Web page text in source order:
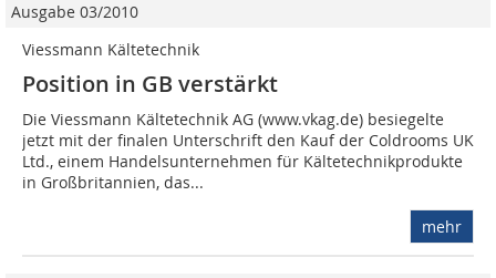
Ausgabe 03/2010
Viessmann Kältetechnik
Position in GB verstärkt
Die Viessmann Kältetechnik AG (www.vkag.de) besiegelte
jetzt mit der finalen Unterschrift den Kauf der Coldrooms UK
Ltd., einem Handelsunternehmen für Kältetechnikprodukte
in Groß­britannien, das...
mehr